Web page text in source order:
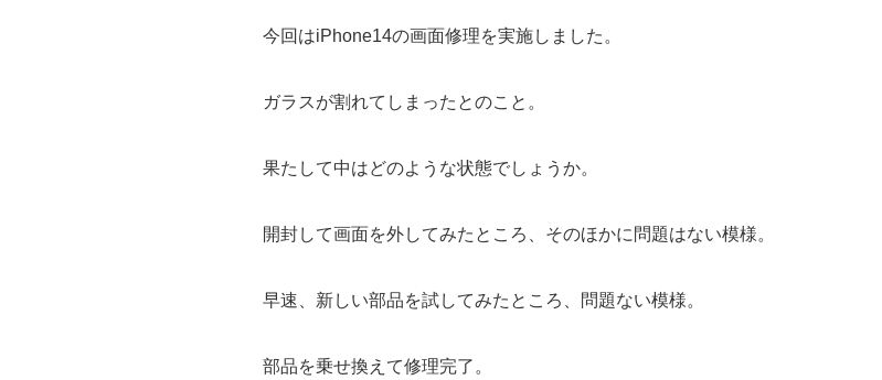
今回はiPhone14の画面修理を実施しました。
ガラスが割れてしまったとのこと。
果たして中はどのような状態でしょうか。
開封して画面を外してみたところ、そのほかに問題はない模様。
早速、新しい部品を試してみたところ、問題ない模様。
部品を乗せ換えて修理完了。